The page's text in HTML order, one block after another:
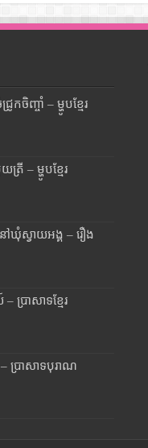
កចិញ្ចាំ – ម្ហូបខ្មែរ
ត្រី – ម្ហូបខ្មែរ
ឃុំស្វាយអង្គ – រឿង
ប្រាសាទខ្មែរ
ប្រាសាទបុរាណ